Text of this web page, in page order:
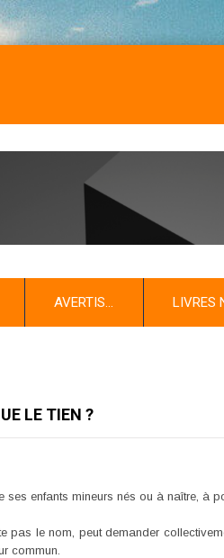
AVERTIS… LIVRES
LE TIEN ?
enfants mineurs nés ou à naître, à
pas le nom, peut demander
commun.